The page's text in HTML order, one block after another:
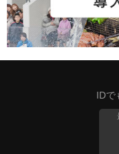
IDで